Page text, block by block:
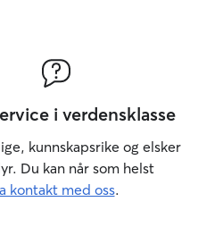
i verdensklasse
kunnskapsrike og elsker
Du kan når som helst
kontakt med oss.